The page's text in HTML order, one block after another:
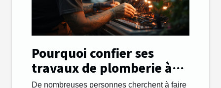
Pourquoi confier ses
travaux de plomberie à
une entreprise ?
De nombreuses personnes cherchent à faire